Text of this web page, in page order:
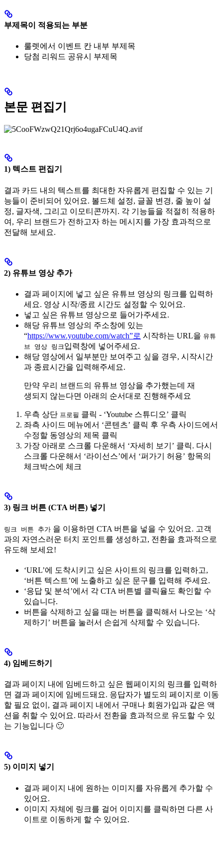
부제목이 적용되는 부분
룰렛에서 이벤트 칸 내부 부제목
당첨 리워드 공유시 부제목
본문 편집기
1) 텍스트 편집기
결과 카드 내의 텍스트를 최대한 자유롭게 편집할 수 있는 기
능들이 준비되어 있어요. 볼드체 설정, 글꼴 변경, 줄 높이 설
정, 글자색, 그리고 이모티콘까지. 각 기능들을 적절히 적용하
여, 우리 브랜드가 전하고자 하는 메시지를 가장 효과적으로
전달해 보세요.‍
2) 유튜브 영상 추가
결과 페이지에 넣고 싶은 유튜브 영상의 링크를 입력하
세요. 영상 시작/종료 시간도 설정할 수 있어요.
넣고 싶은 유튜브 영상으로 들어가주세요.
해당 유튜브 영상의 주소창에 있는
“https://www.youtube.com/watch”로 시작하는 URL을 유튜
브 영상 링크입력창에 넣어주세요.
해당 영상에서 일부분만 보여주고 싶을 경우, 시작시간
과 종료시간을 입력해주세요. ‍
만약 우리 브랜드의 유튜브 영상을 추가했는데 재
생되지 않는다면 아래의 순서대로 진행해주세요
우측 상단 프로필 클릭 - ‘Youtube 스튜디오’ 클릭
좌측 사이드 메뉴에서 ‘콘텐츠’ 클릭 후 우측 사이드에서
수정할 동영상의 제목 클릭
가장 아래로 스크롤 다운해서 ‘자세히 보기’ 클릭. 다시
스크롤 다운해서 ‘라이선스’에서 ‘퍼가기 허용’ 항목의
체크박스에 체크
3) 링크 버튼 (CTA 버튼) 넣기
링크 버튼 추가 을 이용하면 CTA 버튼을 넣을 수 있어요. 고객
과의 자연스러운 터치 포인트를 생성하고, 전환을 효과적으로
유도해 보세요!
‘URL’에 도착시키고 싶은 사이트의 링크를 입력하고,
‘버튼 텍스트’에 노출하고 싶은 문구를 입력해 주세요.
‘응답 및 분석’에서 각 CTA 버튼별 클릭율도 확인할 수
있습니다.
버튼을 삭제하고 싶을 때는 버튼을 클릭해서 나오는 ‘삭
제하기’ 버튼을 눌러서 손쉽게 삭제할 수 있습니다.
4) 임베드하기
결과 페이지 내에 임베드하고 싶은 웹페이지의 링크를 입력하
면 결과 페이지에 임베드돼요. 응답자가 별도의 페이지로 이동
할 필요 없이, 결과 페이지 내에서 구매나 회원가입과 같은 액
션을 취할 수 있어요. 따라서 전환을 효과적으로 유도할 수 있
는 기능입니다 🙂
5) 이미지 넣기
결과 페이지 내에 원하는 이미지를 자유롭게 추가할 수
있어요.
이미지 자체에 링크를 걸어 이미지를 클릭하면 다른 사
이트로 이동하게 할 수 있어요.